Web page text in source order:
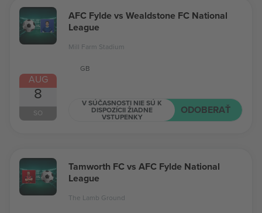
AUG
8
SO
AFC Fylde vs Wealdstone FC National
League
Mill Farm Stadium
GB
V SÚČASNOSTI NIE SÚ K
DISPOZÍCII ŽIADNE
VSTUPENKY
ODOBERAŤ
Tamworth FC vs AFC Fylde National
League
The Lamb Ground